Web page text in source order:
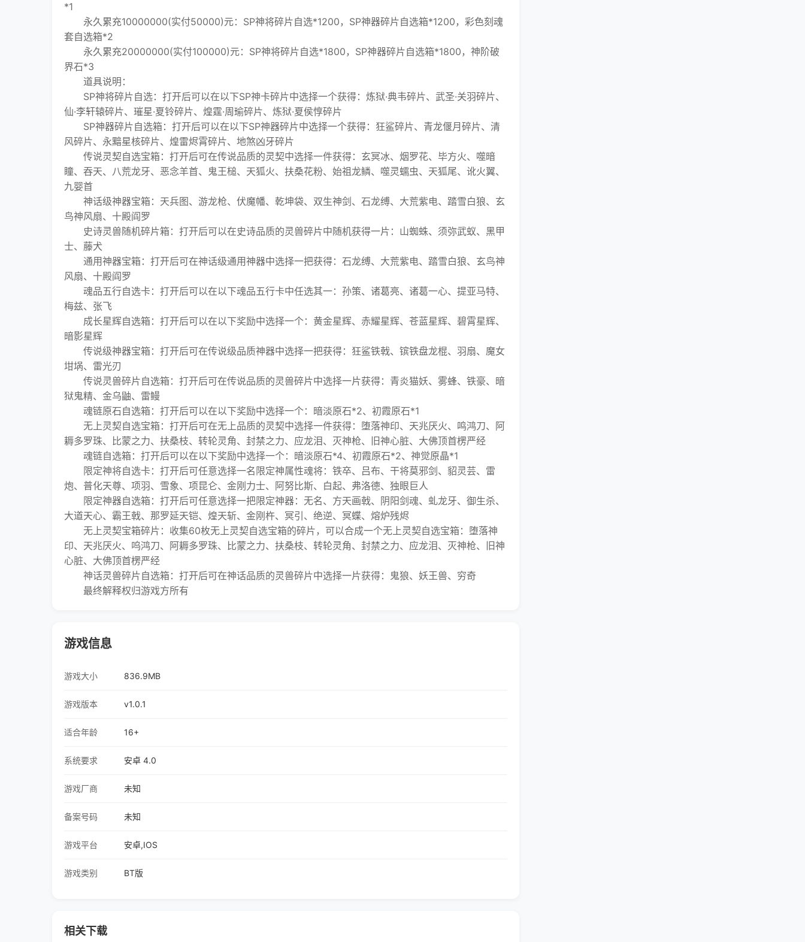
*1
永久累充10000000(实付50000)元：SP神将碎片自选*1200，SP神器碎片自选箱*1200，彩色刻魂
套自选箱*2
永久累充20000000(实付100000)元：SP神将碎片自选*1800，SP神器碎片自选箱*1800，神阶破
界石*3
道具说明：
SP神将碎片自选：打开后可以在以下SP神卡碎片中选择一个获得：炼狱·典韦碎片、武圣·关羽碎片、
仙·李轩辕碎片、璀星·夏铃碎片、煌霆·周瑜碎片、炼狱·夏侯惇碎片
SP神器碎片自选箱：打开后可以在以下SP神器碎片中选择一个获得：狂鲨碎片、青龙偃月碎片、清
风碎片、永黯星核碎片、煌雷烬霄碎片、地煞凶牙碎片
传说灵契自选宝箱：打开后可在传说品质的灵契中选择一件获得：玄冥冰、烟罗花、毕方火、噬暗
瞳、吞天、八荒龙牙、恶念羊首、鬼王槌、天狐火、扶桑花粉、始祖龙鳞、噬灵蠕虫、天狐尾、讹火翼、
九婴首
神话级神器宝箱：天兵图、游龙枪、伏魔幡、乾坤袋、双生神剑、石龙缚、大荒紫电、踏雪白狼、玄
鸟神风扇、十殿阎罗
史诗灵兽随机碎片箱：打开后可以在史诗品质的灵兽碎片中随机获得一片：山蜘蛛、须弥武蚁、黑甲
士、藤犬
通用神器宝箱：打开后可在神话级通用神器中选择一把获得：石龙缚、大荒紫电、踏雪白狼、玄鸟神
风扇、十殿阎罗
魂品五行自选卡：打开后可以在以下魂品五行卡中任选其一：孙策、诸葛亮、诸葛一心、提亚马特、
梅兹、张飞
成长星辉自选箱：打开后可以在以下奖励中选择一个：黄金星辉、赤耀星辉、苍蓝星辉、碧霄星辉、
暗影星辉
传说级神器宝箱：打开后可在传说级品质神器中选择一把获得：狂鲨铁戟、镔铁盘龙棍、羽扇、魔女
坩埚、雷光刃
传说灵兽碎片自选箱：打开后可在传说品质的灵兽碎片中选择一片获得：青炎猫妖、雾蜂、铁豪、暗
狱鬼精、金乌鼬、雷鳗
魂链原石自选箱：打开后可以在以下奖励中选择一个：暗淡原石*2、初霞原石*1
无上灵契自选宝箱：打开后可在无上品质的灵契中选择一件获得：堕落神印、天兆厌火、鸣鸿刀、阿
耨多罗珠、比蒙之力、扶桑枝、转轮灵角、封禁之力、应龙泪、灭神枪、旧神心脏、大佛顶首楞严经
魂链自选箱：打开后可以在以下奖励中选择一个：暗淡原石*4、初霞原石*2、神觉原晶*1
限定神将自选卡：打开后可任意选择一名限定神属性魂将：铁卒、吕布、干将莫邪剑、貂灵芸、雷
炮、普化天尊、项羽、雪象、项昆仑、金刚力士、阿努比斯、白起、弗洛德、独眼巨人
限定神器自选箱：打开后可任意选择一把限定神器：无名、方天画戟、阴阳剑魂、虬龙牙、御生杀、
大道天心、霸王戟、那罗延天铠、煌天斩、金刚杵、冥引、绝逆、冥蝶、熔炉残烬
无上灵契宝箱碎片：收集60枚无上灵契自选宝箱的碎片，可以合成一个无上灵契自选宝箱：堕落神
印、天兆厌火、呜鸿刀、阿耨多罗珠、比蒙之力、扶桑枝、转轮灵角、封禁之力、应龙泪、灭神枪、旧神
心脏、大佛顶首楞严经
神话灵兽碎片自选箱：打开后可在神话品质的灵兽碎片中选择一片获得：鬼狼、妖王兽、穷奇
最终解释权归游戏方所有
游戏信息
游戏大小 836.9MB
游戏版本 v1.0.1
适合年龄 16+
系统要求 安卓 4.0
游戏厂商 未知
备案号码 未知
游戏平台 安卓,IOS
游戏类别 BT版
相关下载